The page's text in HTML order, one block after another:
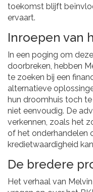
toekomst blijft
ervaart.
Inroepen van
In een poging om
doorbreken, hebben
te zoeken bij een
alternatieve
hun droomhuis toch
niet eenvoudig. De
verkennen, zoals het
of het onderhandelen
kredietwaardigheid
De bredere
Het verhaal van